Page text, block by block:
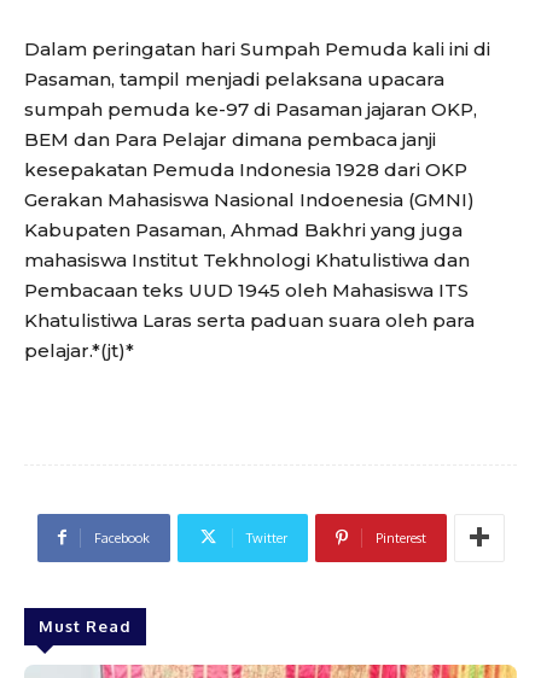
Dalam peringatan hari Sumpah Pemuda kali ini di
Pasaman, tampil menjadi pelaksana upacara
sumpah pemuda ke-97 di Pasaman jajaran OKP,
BEM dan Para Pelajar dimana pembaca janji
kesepakatan Pemuda Indonesia 1928 dari OKP
Gerakan Mahasiswa Nasional Indoenesia (GMNI)
Kabupaten Pasaman, Ahmad Bakhri yang juga
mahasiswa Institut Tekhnologi Khatulistiwa dan
Pembacaan teks UUD 1945 oleh Mahasiswa ITS
Khatulistiwa Laras serta paduan suara oleh para
pelajar.*(jt)*
Facebook Twitter Pinterest
Must Read